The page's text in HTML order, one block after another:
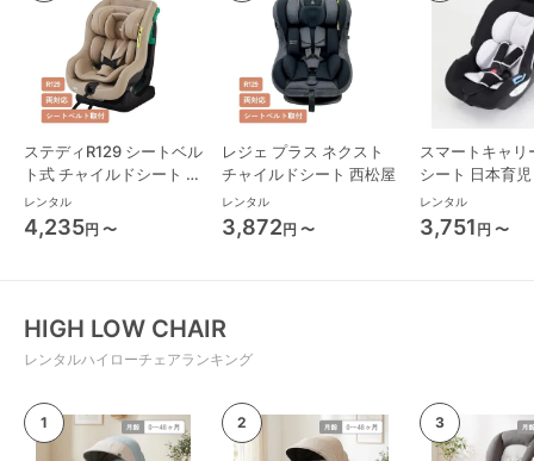
ステディR129 シートベル
ト式 チャイルドシート ジ
ョイー(joie)
レンタル
4,235円 〜
レジェ プラス ネクスト
チャイルドシート 西松屋
レンタル
3,872円 〜
スマートキャリ
シート 日本育児
レンタル
3,751 円 〜
HIGH LOW CHAIR
レンタルハイローチェアランキング